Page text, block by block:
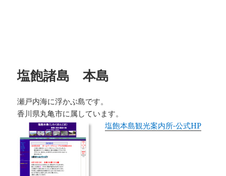
塩飽諸島 本島
瀬戸内海に浮かぶ島です。
香川県丸亀市に属しています。
塩飽本島観光案内所-公式HP